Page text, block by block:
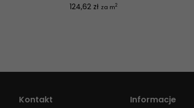
Cena
124,62 zł za m2
Kontakt Informacje